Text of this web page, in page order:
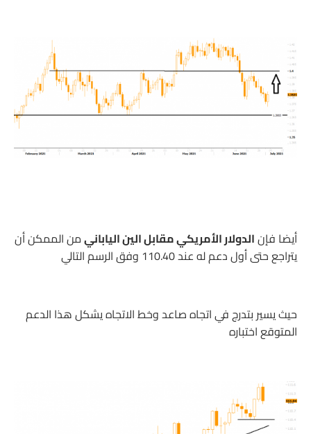
أيضا فإنالدولار الأمريكي مقابل الين اليابانيمن الممكن أن
يتراجع حتى أول دعم له عند 110.40 وفق الرسم التالي
حيث يسير بتدرج في اتجاه صاعد وخط الاتجاه يشكل هذا الدعم
المتوقع اختباره